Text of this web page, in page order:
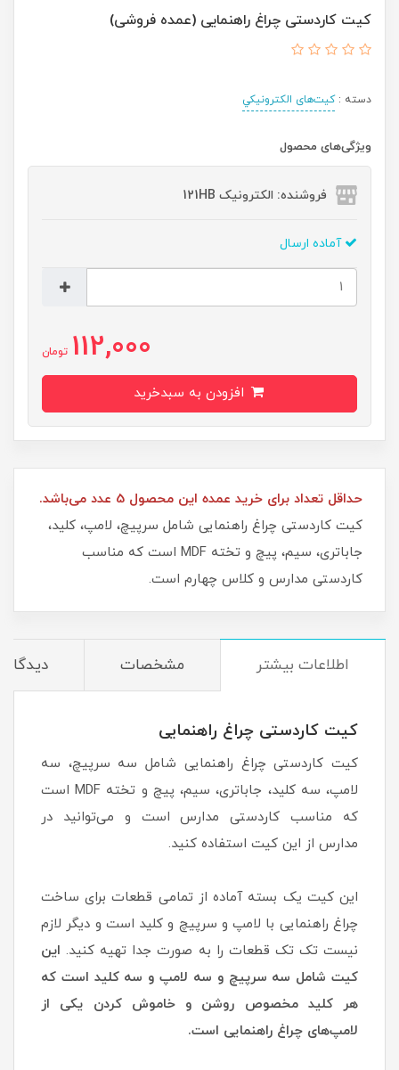
کیت کاردستی چراغ راهنمایی (عمده فروشی)
دسته :کیت‌های الکترونیکي
ویژگی‌های محصول
فروشنده: الکترونیک 121HB
آماده ارسال
112,000 تومان
حداقل تعداد برای خرید عمده این محصول 5 عدد می‌باشد.
کیت کاردستی چراغ راهنمایی شامل سرپیچ، لامپ، کلید،
جاباتری، سیم، پیچ و تخته MDF است که مناسب
کاردستی مدارس و کلاس چهارم است.
اطلاعات بیشتر مشخصات
کیت کاردستی چراغ راهنمایی
کیت کاردستی چراغ راهنمایی شامل سه سرپیچ، سه
لامپ، سه کلید، جاباتری، سیم، پیچ و تخته MDF است
که مناسب کاردستی مدارس است و می‌توانید در
مدارس از این کیت استفاده کنید.
این کیت یک بسته آماده از تمامی قطعات برای ساخت
چراغ راهنمایی با لامپ و سرپیچ و کلید است و دیگر لازم
نیست تک تک قطعات را به صورت جدا تهیه کنید. این
کیت شامل سه سرپیچ و سه لامپ و سه کلید است که
هر کلید مخصوص روشن و خاموش کردن یکی از
لامپ‌های چراغ راهنمایی است.